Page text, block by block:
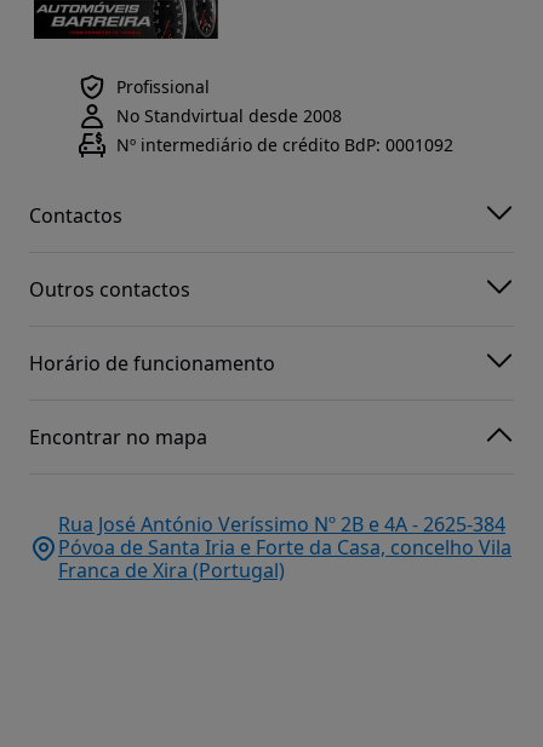
Profissional
No Standvirtual desde 2008
Nº intermediário de crédito BdP: 0001092
Contactos
Outros contactos
Horário de funcionamento
Encontrar no mapa
Rua José António Veríssimo Nº 2B e 4A - 2625-384
Póvoa de Santa Iria e Forte da Casa, concelho Vila
Franca de Xira (Portugal)